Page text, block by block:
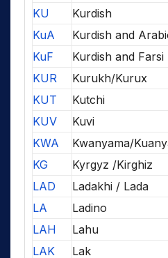
KU
Kurdish
KuA
Kurdish and
KuF
Kurdish and Farsi
KUR
Kurukh/Kurux
KUT
Kutchi
KUV
Kuvi
KWA
Kwanyama/
KG
Kyrgyz /Kirghiz
LAD
Ladakhi / Lada
LA
Ladino
LAH
Lahu
LAK
Lak